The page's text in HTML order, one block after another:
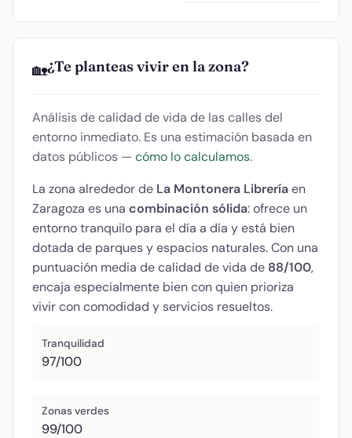
🏡¿Te planteas vivir en la zona?
Análisis de calidad de vida de las calles del
entorno inmediato. Es una estimación basada en
datos públicos — cómo lo calculamos.
La zona alrededor de La Montonera Libreríaen
Zaragoza es una combinación sólida: ofrece un
entorno tranquilo para el día a día y está bien
dotada de parques y espacios naturales. Con una
puntuación media de calidad de vida de 88/100,
encaja especialmente bien con quien prioriza
vivir con comodidad y servicios resueltos.
Tranquilidad
97/100
Zonas verdes
99/100